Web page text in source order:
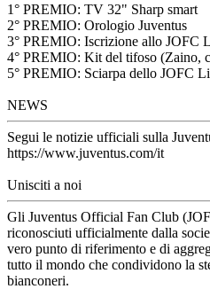
1° PREMIO: TV 32" Sharp smart
2° PREMIO: Orologio Juventus
3° PREMIO: Iscrizione allo JOFC
4° PREMIO: Kit del tifoso (Zaino,
5° PREMIO: Sciarpa dello JOFC
NEWS
Segui le notizie ufficiali sulla
https://www.juventus.com/it
Unisciti a noi
Gli Juventus Official Fan Club
riconosciuti ufficialmente dalla
vero punto di riferimento e di
tutto il mondo che condividono la
bianconeri.